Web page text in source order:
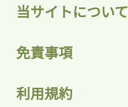
当サイトについて
免責事項
利用規約